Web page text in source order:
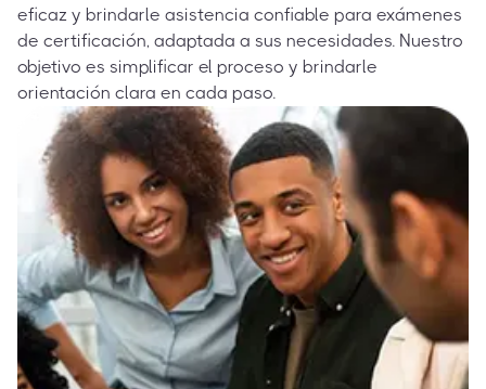
eficaz y brindarle asistencia confiable para exámenes
de certificación, adaptada a sus necesidades. Nuestro
objetivo es simplificar el proceso y brindarle
orientación clara en cada paso.